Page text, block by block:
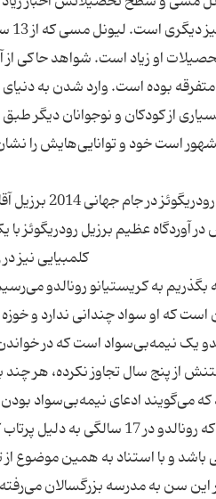
او زیاد است. شواهد حاکی
بوده است. وارد شدن به
از کودکان و نوجوانان دیگر
است خود و توانایی‌هایش را
خامس
آوردگاه عظیم برزیل رودریگوئز با
کلمبیایی نیز
به کریستیانو رونالدو
است که او سواد چندانی ندارد و
یک نیمه‌بی‌سواد است که در
از پنج سال تجاوز نکرده، هر
که می‌گویند ادعای نیمه‌بی‌سواد
باشد و با استناد به همین موضوع
این سن به مدرسه بزرگسالان